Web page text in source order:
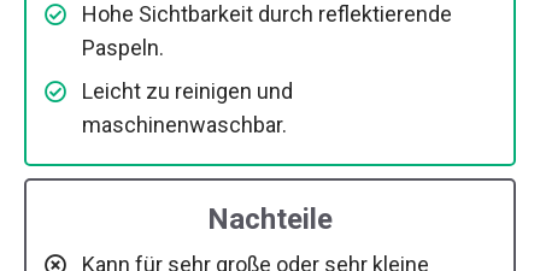
Hohe Sichtbarkeit durch reflektierende
Paspeln.
Leicht zu reinigen und
maschinenwaschbar.
Nachteile
Kann für sehr große oder sehr kleine